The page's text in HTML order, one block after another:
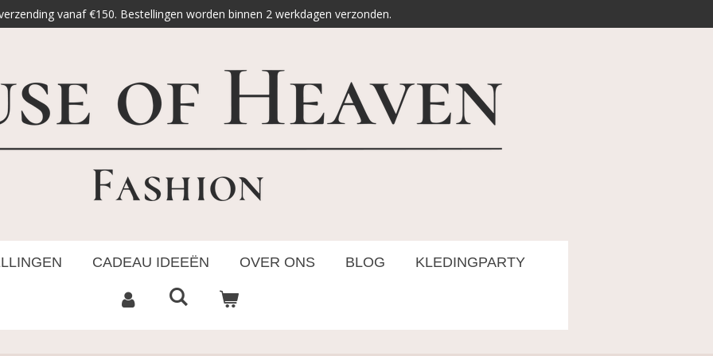
vanaf €150. Bestellingen worden binnen 2 werkdagen verzonden.
CADEAU IDEEËN OVER ONS BLOG KLEDINGPARTY